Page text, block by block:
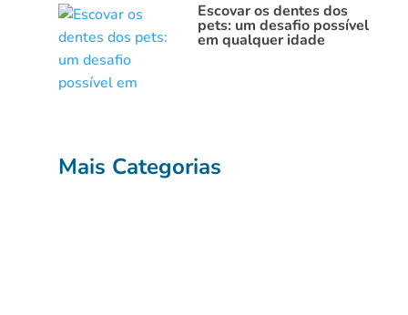
Escovar os dentes dos
pets: um desafio possível
em qualquer idade
Mais Categorias